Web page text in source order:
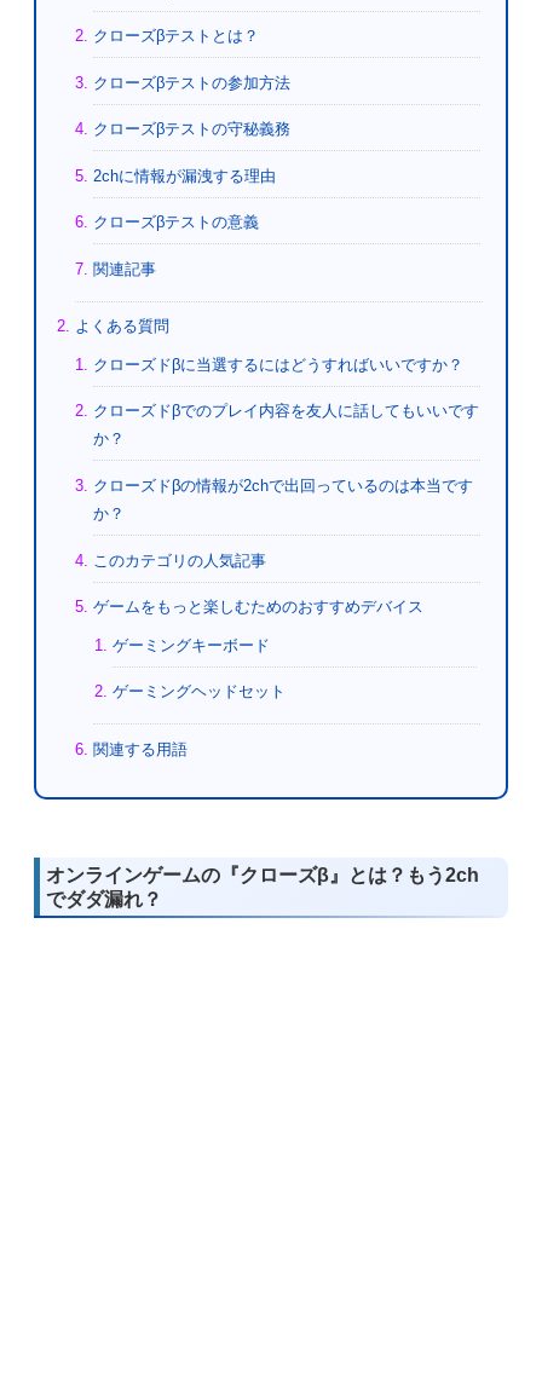
クローズβテストとは？
クローズβテストの参加方法
クローズβテストの守秘義務
2chに情報が漏洩する理由
クローズβテストの意義
関連記事
よくある質問
クローズドβに当選するにはどうすればいいですか？
クローズドβでのプレイ内容を友人に話してもいいです
か？
クローズドβの情報が2chで出回っているのは本当です
か？
このカテゴリの人気記事
ゲームをもっと楽しむためのおすすめデバイス
ゲーミングキーボード
ゲーミングヘッドセット
関連する用語
オンラインゲームの『クローズβ』とは？もう2ch
でダダ漏れ？